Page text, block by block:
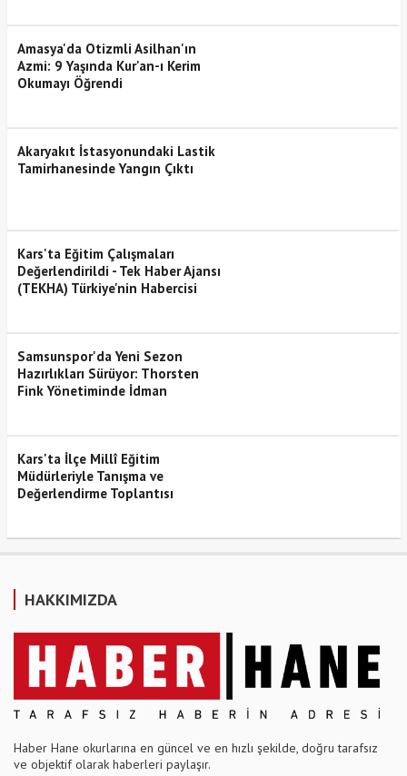
Amasya'da Otizmli Asilhan'ın
Azmi: 9 Yaşında Kur'an-ı Kerim
Okumayı Öğrendi
Akaryakıt İstasyonundaki Lastik
Tamirhanesinde Yangın Çıktı
Kars'ta Eğitim Çalışmaları
Değerlendirildi - Tek Haber Ajansı
(TEKHA) Türkiye'nin Habercisi
Samsunspor'da Yeni Sezon
Hazırlıkları Sürüyor: Thorsten
Fink Yönetiminde İdman
Kars'ta İlçe Millî Eğitim
Müdürleriyle Tanışma ve
Değerlendirme Toplantısı
HAKKIMIZDA
Haber Hane okurlarına en güncel ve en hızlı şekilde, doğru tarafsız
ve objektif olarak haberleri paylaşır.